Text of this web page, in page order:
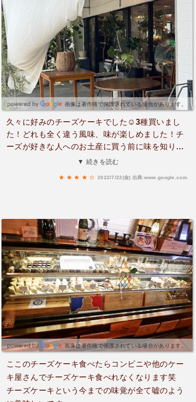
画像は著作権で保護されている場合があります。
久々に好みのチーズケーキでした☺️3種買いまし
た！どれも全く違う風味、味が楽しめました！チ
ーズが好きな人へのお土産に買う前に味を知りた
くて、訪問😌絶対ここで買おうと思いました！私
ですが、癖もあるものもあり、お酒には合わない
わけがない🤣甘いけど、癖もありまた自分にも買
いたいです☺️営業されてるのか、わからない外観
ですが、かなりオススメです！😂
▼ 続きを読む
2022/7/22(金) 出典:www.google.com
画像は著作権で保護されている場合があります。
ここのチーズケーキ食べたらコンビニや他のケー
キ屋さんでチーズケーキ食べれなくなります笑
チーズケーキという今までの味覚が全て嘘のよう